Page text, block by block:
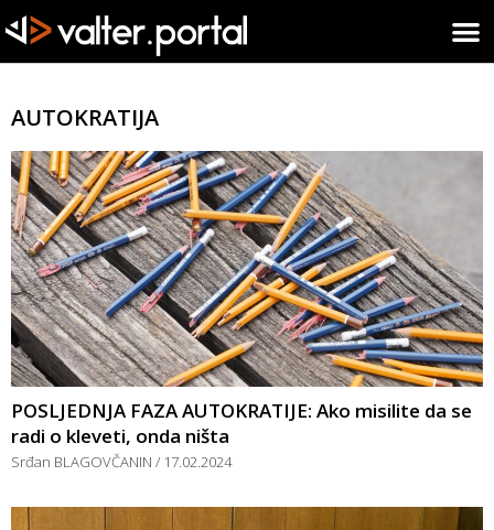
AUTOKRATIJA
POSLJEDNJA FAZA AUTOKRATIJE: Ako misilite da se
radi o kleveti, onda ništa
Srđan BLAGOVČANIN 17.02.2024